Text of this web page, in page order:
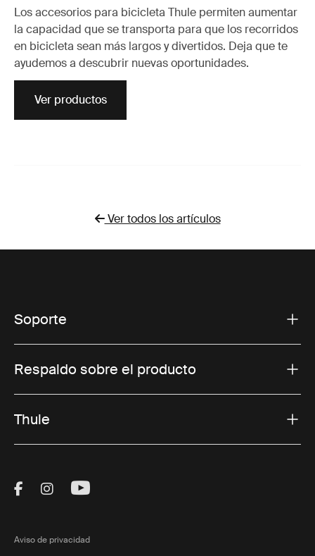
Los accesorios para bicicleta Thule permiten aumentar
la capacidad que se transporta para que los recorridos
en bicicleta sean más largos y divertidos. Deja que te
ayudemos a descubrir nuevas oportunidades.
Ver productos
Ver todos los artículos
Soporte
Respaldo sobre el producto
Thule
Visit Thule on Facebook (external link)
Visit Thule on Instagram (external link)
Visit Thule on Youtube (external
Aviso de privacidad